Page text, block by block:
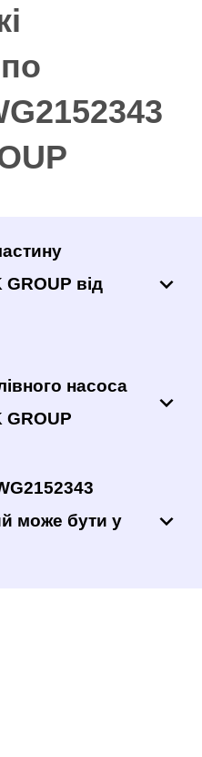
від
насоса
GROUP
може бути у